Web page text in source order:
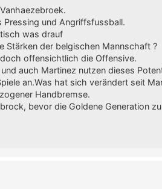
Pressing und Angriffsfussball.
was drauf
Stärken der belgischen Mannschaft ?
offensichtlich die Offensive.
auch Martinez nutzen dieses
an.Was hat sich verändert seit
Handbremse.
bevor die Goldene Generation